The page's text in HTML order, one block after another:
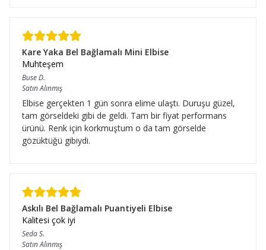
Kare Yaka Bel Bağlamalı Mini Elbise
Muhteşem
BuseD.
Satın Alınmış
Elbise gerçekten 1 gün sonra elime ulaştı. Duruşu güzel,
tam görseldeki gibi de geldi. Tam bir fiyat performans
ürünü. Renk için korkmuştum o da tam görselde
gözüktüğü gibiydi.
Askılı Bel Bağlamalı Puantiyeli Elbise
Kalitesi çok iyi
SedaS.
Satın Alınmış